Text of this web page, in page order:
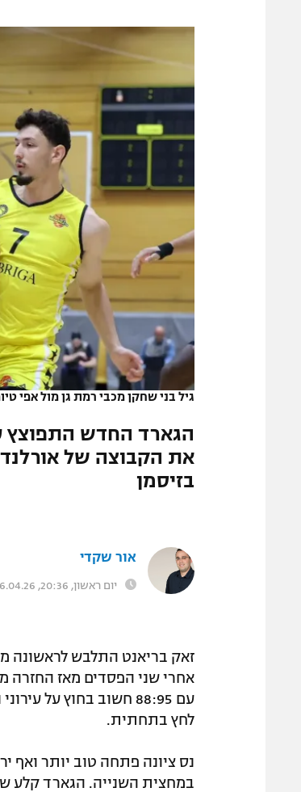
תקנון משתתפים וזוכים בפרסים
תקנון עבור פעילות אלקטרה
תקנון עבור פעילות ספורט 1 – "מרלן"
טניס
גיימינג E-Sports
תנאי שימוש
תקנון פעילות ספורט 1
רשיון להקרנה פומבית לבית עסק
הצטרפות לחבילת הערוצים
לוח דרושים – ג'ובנט
תגיות
גיל בני שחקן מכבי רמת גן מול אפי
בזיסמן
אור שקדי
יום ראשון, 20:36, 26.04.26
זאק בריאנט התלבש לראשונה
אחרי שני הפסדים מאז החזרה
עם 88:95 חשוב בחוץ על
לחץ בתחתית.